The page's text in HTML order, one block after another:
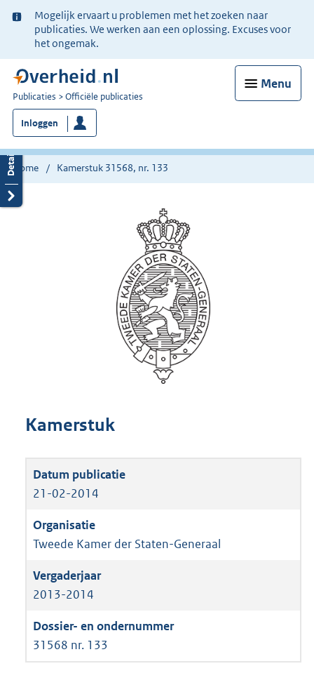
Ter
informatie:
Mogelijk ervaart u problemen met het zoeken naar
publicaties. We werken aan een oplossing. Excuses voor
het ongemak.
Menu
U
bent
nu
hier:
Publicaties Officiële publicaties
Inloggen
Home Kamerstuk 31568, nr. 133
Kamerstuk
21-02-2014
Tweede Kamer der Staten-Generaal
2013-2014
31568 nr. 133